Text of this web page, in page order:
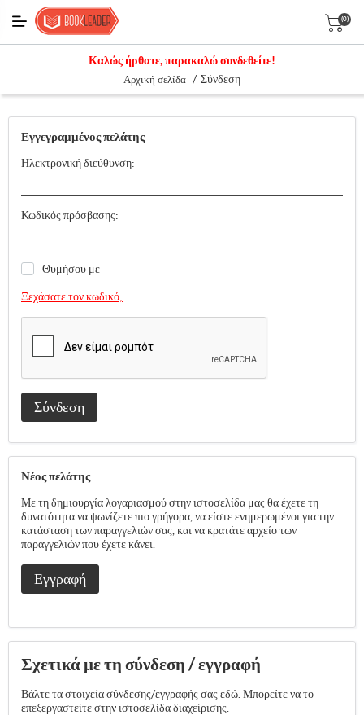
(0)
Καλώς ήρθατε, παρακαλώ συνδεθείτε!
Αρχική σελίδα / Σύνδεση
Εγγεγραμμένος πελάτης
Ηλεκτρονική διεύθυνση:
Κωδικός πρόσβασης:
Θυμήσου με
Ξεχάσατε τον κωδικό;
Σύνδεση
Νέος πελάτης
Με τη δημιουργία λογαριασμού στην ιστοσελίδα μας θα έχετε τη
δυνατότητα να ψωνίζετε πιο γρήγορα, να είστε ενημερωμένοι για την
κατάσταση των παραγγελιών σας, και να κρατάτε αρχείο των
παραγγελιών που έχετε κάνει.
Εγγραφή
Σχετικά με τη σύνδεση / εγγραφή
Βάλτε τα στοιχεία σύνδεσης/εγγραφής σας εδώ. Μπορείτε να το
επεξεργαστείτε στην ιστοσελίδα διαχείρισης.